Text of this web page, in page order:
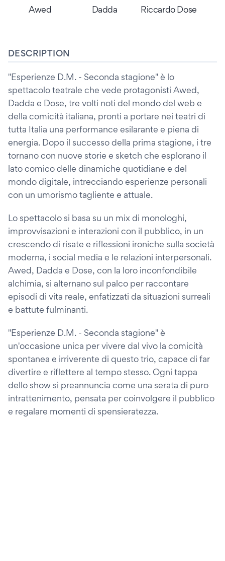
Awed Dadda Riccardo Dose
DESCRIPTION
"Esperienze D.M. - Seconda stagione" è lo
spettacolo teatrale che vede protagonisti Awed,
Dadda e Dose, tre volti noti del mondo del web e
della comicità italiana, pronti a portare nei teatri di
tutta Italia una performance esilarante e piena di
energia. Dopo il successo della prima stagione, i tre
tornano con nuove storie e sketch che esplorano il
lato comico delle dinamiche quotidiane e del
mondo digitale, intrecciando esperienze personali
con un umorismo tagliente e attuale.
Lo spettacolo si basa su un mix di monologhi,
improvvisazioni e interazioni con il pubblico, in un
crescendo di risate e riflessioni ironiche sulla società
moderna, i social media e le relazioni interpersonali.
Awed, Dadda e Dose, con la loro inconfondibile
alchimia, si alternano sul palco per raccontare
episodi di vita reale, enfatizzati da situazioni surreali
e battute fulminanti.
"Esperienze D.M. - Seconda stagione" è
un'occasione unica per vivere dal vivo la comicità
spontanea e irriverente di questo trio, capace di far
divertire e riflettere al tempo stesso. Ogni tappa
dello show si preannuncia come una serata di puro
intrattenimento, pensata per coinvolgere il pubblico
e regalare momenti di spensieratezza.